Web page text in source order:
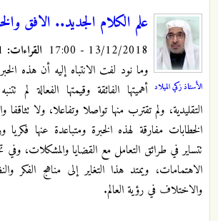
الأستاذ زكي الميلاد
علم الكلام الجديد.. الافق
13/12/2018 - 17:00 القراءات:
وما نود لفت الانتباه إليه أن هذه
أهميتها الفائقة وقيمتها الفعالة لم
التقليدية، ولم تقترب منها تواصلا وتفاعلا، ولا
الخطابات مفارقة لهذه الخبرة ومتباعدة عنها فكريا
تتساير في طرائق التعامل مع القضايا والمشكلات، وفي
الاهتمامات، ويمتد هذا التغاير إلى مناهج الفكر
والاختلاف في رؤية العالم.